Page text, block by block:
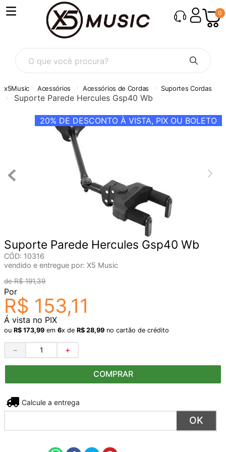
0
O que você procura?
Acessórios Acessórios de Cordas Suportes Cordas
Suporte Parede Hercules Gsp40 Wb
20% DE DESCONTO À VISTA, PIX OU BOLETO
Suporte Parede Hercules Gsp40 Wb
CÓD: 10316
vendido e entregue por: X5 Music
R$ 191,39
Por
R$ 153,11
Á vista no PIX
ou R$ 173,99 em 6x de R$ 28,99 no cartão de crédito
＋
－
COMPRAR
Não sei meu CEP